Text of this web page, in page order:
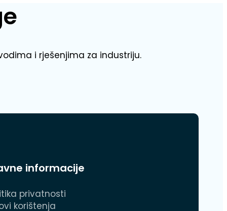
i rješenjima za industriju.
informacije
privatnosti
korištenja